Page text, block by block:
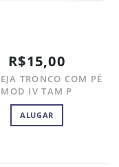
R$15,00
TRONCO COM PÉ
MOD IV TAM P
ALUGAR